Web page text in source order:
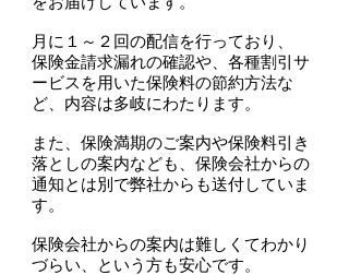
月に１～２回の配信を行っており、
保険金請求漏れの確認や、各種割引サ
ービスを用いた保険料の節約方法な
ど、内容は多岐にわたります。
また、保険満期のご案内や保険料引き
落としの案内なども、保険会社からの
通知とは別で弊社からも送付していま
す。
保険会社からの案内は難しくてわかり
づらい、という方も安心です。